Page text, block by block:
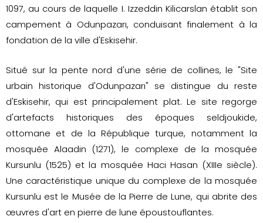
1097, au cours de laquelle I. Izzeddin Kilicarslan établit son
campement à Odunpazarı, conduisant finalement à la
fondation de la ville d'Eskisehir.
Situé sur la pente nord d'une série de collines, le "Site
urbain historique d'Odunpazarı" se distingue du reste
d'Eskisehir, qui est principalement plat. Le site regorge
d'artefacts historiques des époques seldjoukide,
ottomane et de la République turque, notamment la
mosquée Alaadin (1271), le complexe de la mosquée
Kursunlu (1525) et la mosquée Haci Hasan (XIIIe siècle).
Une caractéristique unique du complexe de la mosquée
Kursunlu est le Musée de la Pierre de Lune, qui abrite des
œuvres d'art en pierre de lune époustouflantes.